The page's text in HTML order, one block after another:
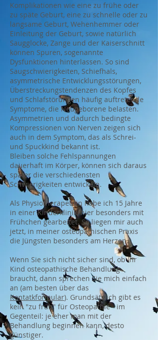
Komplikationen wie eine zu frühe oder
zu späte Geburt, eine zu schnelle oder zu
langsame Geburt, Wehenhemmer oder
Einleitung der Geburt, sowie natürlich
Saugglocke, Zange und der Kaiserschnitt
können Spuren, sogenannte
Dysfunktionen hinterlassen. So sind
Saugschwierigkeiten, Schiefhals,
asymmetrische Entwicklungsstörungen,
Überstreckungstendenzen des Kopfes
und Schlafstörungen häufig auftretende
Symptome, die Neugeborene belasten.
Asymmetrien und dadurch bedingte
Kompressionen von Nerven zeigen sich
auch in dem Symptom, das als Schrei-
und Spuckkind bekannt ist.
Bleiben solche Fehlspannungen
dauerhaft im Körper, können sich daraus
später die verschiedensten
Schwierigkeiten entwickeln.
Als Physiotherapeutin habe ich 15 Jahre
in einer Kinderklinik, hier besonders mit
Frühchen gearbeitet. So liegen mir auch
jetzt, in meiner osteopathischen Praxis
die Jüngsten besonders am Herzen.
Wenn Sie sich nicht sicher sind, ob Ihr
Kind osteopathische Behandlung
braucht, dann sprechen Sie mich einfach
an (am besten über das
Kontatkformular). Grundsätzlich gibt es
kein "zu früh" für Osteopathie - im
Gegenteil: je eher man mit der
Behandlung beginnen kann, desto
günstiger.